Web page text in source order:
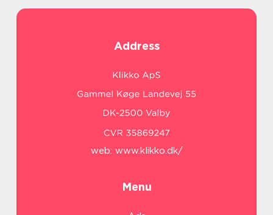
Address
web: www.klikko.dk/
Menu